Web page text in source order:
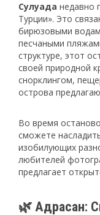
Сулуада недавно
Турции». Это
бирюзовыми
песчаными
структуре, этот
своей природной
снорклингом,
острова
Во время
сможете
изобилующих
любителей
предлагает
🌿 Адрасан: